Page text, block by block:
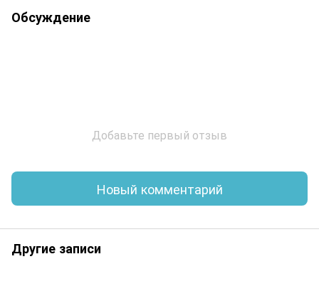
Обсуждение
Добавьте первый отзыв
Новый комментарий
Другие записи